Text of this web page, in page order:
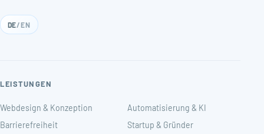
DE/EN
LEISTUNGEN
Webdesign & Konzeption
Automatisierung & KI
Barrierefreiheit
Startup & Gründer